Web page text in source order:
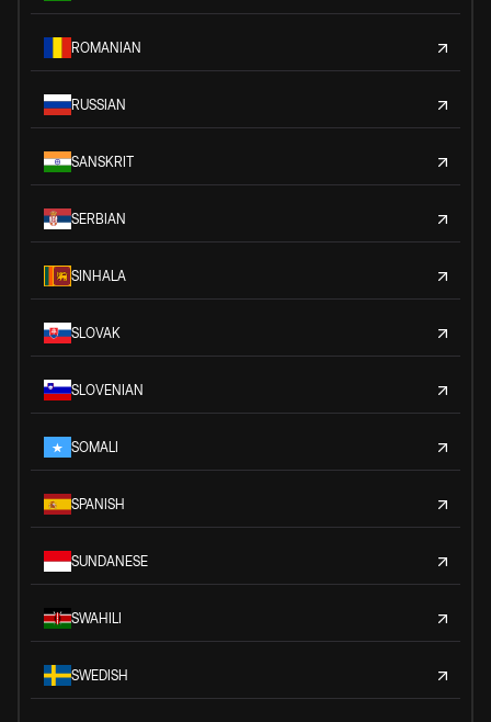
ROMANIAN
RUSSIAN
SANSKRIT
SERBIAN
SINHALA
SLOVAK
SLOVENIAN
SOMALI
SPANISH
SUNDANESE
SWAHILI
SWEDISH